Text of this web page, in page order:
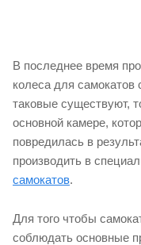
В последнее время
колеса для
таковые существуют,
основной камере,
повредилась в
производить в
самокатов.
Для того чтобы
соблюдать основные